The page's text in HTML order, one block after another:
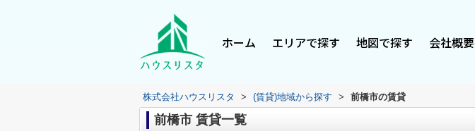
ホーム エリアで探す 地図で探す 会社概要
株式会社ハウスリスタ > (賃貸)地域から探す > 前橋市の賃貸
前橋市 賃貸一覧